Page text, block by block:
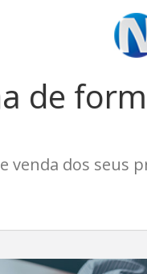
de
venda dos seus